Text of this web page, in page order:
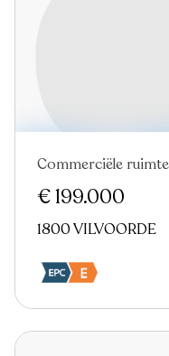
Commerciële
€ 199.000
1800 VILVOORDE